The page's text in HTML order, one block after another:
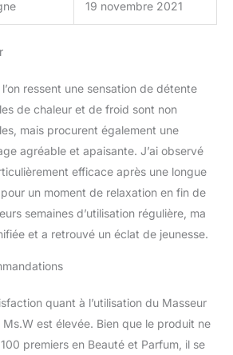
haute fréquence a trois
modes,à savoir "normal",
automatiquement
commutés toutes les
trois minutes. Fournir un
massage vibrant, un
fermeté et un
rajeunissement de la
peau et d'autres soins
spéciaux. Promouvoir
soulager l'oedème, la
cercles sombres, etc.
[Design
unique]Conception
ludique de la queue de
19 novembre 2021
ressent une sensation de détente
de chaleur et de froid sont non
mais procurent également une
agréable et apaisante. J’ai observé
efficace après une longue
un moment de relaxation en fin de
semaines d’utilisation régulière, ma
et a retrouvé un éclat de jeunesse.
quant à l’utilisation du Masseur
est élevée. Bien que le produit ne
premiers en Beauté et Parfum, il se